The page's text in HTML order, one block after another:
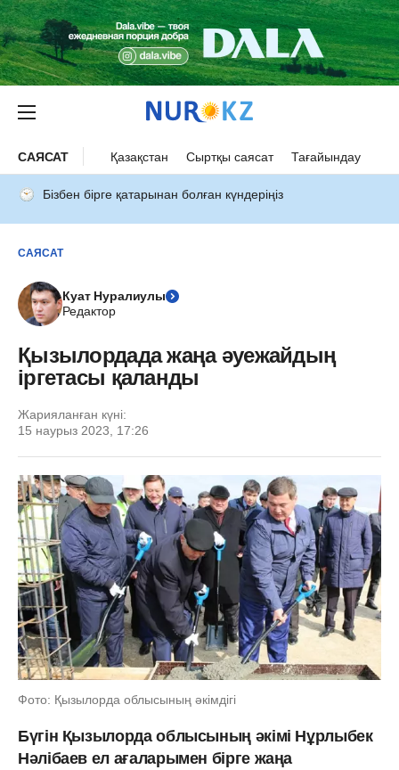
САЯСАТ Қазақстан Сыртқы саясат Тағайындау
Бізбен бірге қатарынан болған күндеріңіз
САЯСАТ
Куат Нуралиулы
Редактор
Қызылордада жаңа әуежайдың
іргетасы қаланды
Жарияланған күні:
15 наурыз 2023, 17:26
Фото: Қызылорда облысының әкімдігі
Бүгін Қызылорда облысының әкімі Нұрлыбек
Нәлібаев ел ағаларымен бірге жаңа